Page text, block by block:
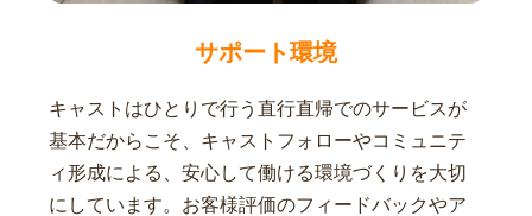
サポート環境
キャストはひとりで行う直行直帰でのサービスが
基本だからこそ、キャストフォローやコミュニテ
ィ形成による、安心して働ける環境づくりを大切
にしています。お客様評価のフィードバックやア